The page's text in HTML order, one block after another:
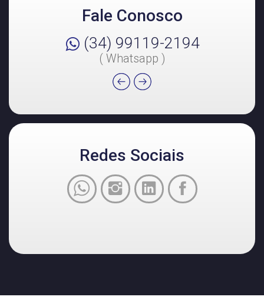
Fale Conosco
(34) 99119-2194
( Whatsapp )
Redes Sociais